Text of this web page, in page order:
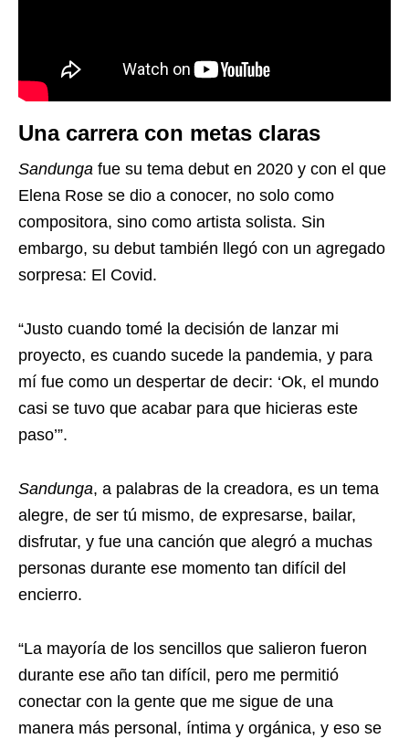
Una carrera con metas claras
Sandunga fue su tema debut en 2020 y con el que
Elena Rose se dio a conocer, no solo como
compositora, sino como artista solista. Sin
embargo, su debut también llegó con un agregado
sorpresa: El Covid.
“Justo cuando tomé la decisión de lanzar mi
proyecto, es cuando sucede la pandemia, y para
mí fue como un despertar de decir: ‘Ok, el mundo
casi se tuvo que acabar para que hicieras este
paso’”.
Sandunga, a palabras de la creadora, es un tema
alegre, de ser tú mismo, de expresarse, bailar,
disfrutar, y fue una canción que alegró a muchas
personas durante ese momento tan difícil del
encierro.
“La mayoría de los sencillos que salieron fueron
durante ese año tan difícil, pero me permitió
conectar con la gente que me sigue de una
manera más personal, íntima y orgánica, y eso se